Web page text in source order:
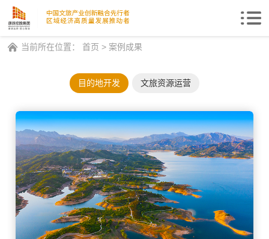
当前所在位置：
首页 >案例成果
目的地开发 文旅资源运营